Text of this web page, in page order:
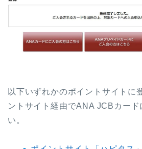
以下いずれかのポイントサイトに
ントサイト経由でANA JCBカード
い。